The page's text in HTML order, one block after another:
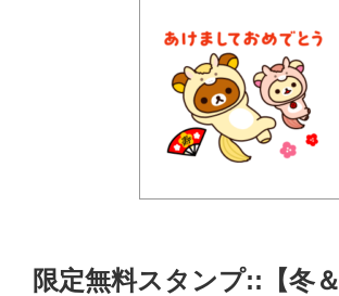
限定無料スタンプ::【冬